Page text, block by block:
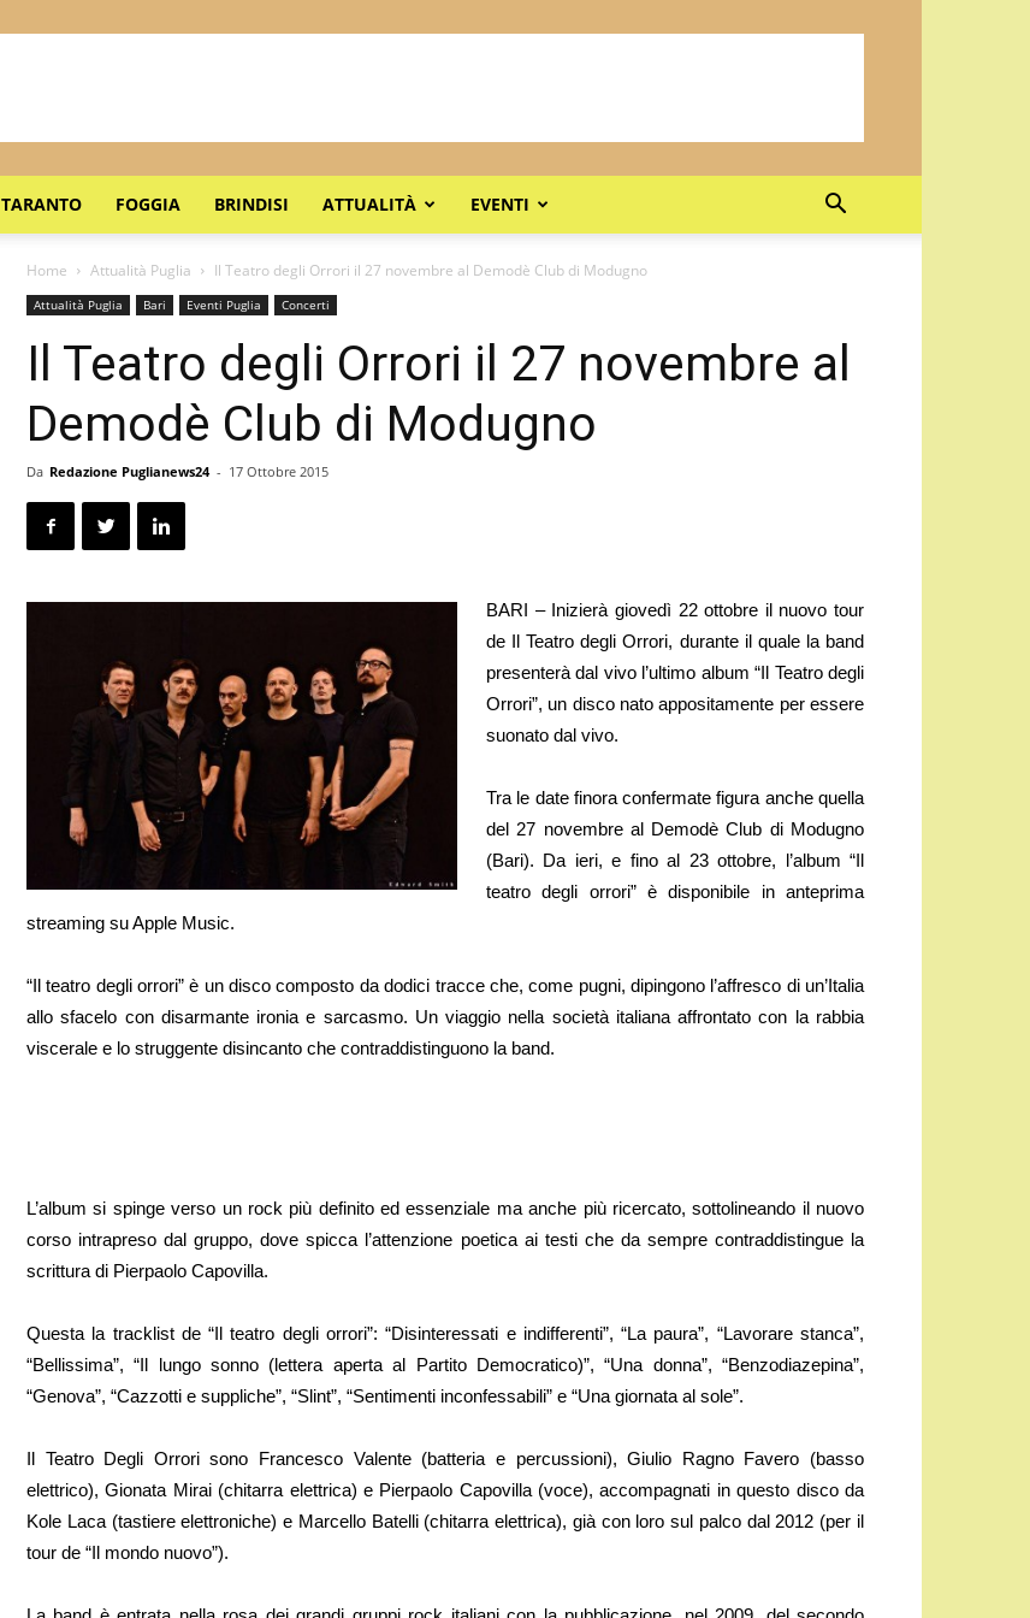
TARANTO FOGGIA BRINDISI ATTUALITÀ EVENTI
Home Attualità Puglia Il Teatro degli Orrori il 27 novembre al Demodè Club di Modugno
Attualità Puglia Bari Eventi Puglia Concerti
Il Teatro degli Orrori il 27 novembre al
Demodè Club di Modugno
Da Redazione Puglianews24 - 17 Ottobre 2015
BARI – Inizierà giovedì 22 ottobre il nuovo tour
de Il Teatro degli Orrori, durante il quale la band
presenterà dal vivo l’ultimo album “Il Teatro degli
Orrori”, un disco nato appositamente per essere
suonato dal vivo.
Tra le date finora confermate figura anche quella
del 27 novembre al Demodè Club di Modugno
(Bari). Da ieri, e fino al 23 ottobre, l’album “Il
teatro degli orrori” è disponibile in anteprima
streaming su Apple Music.
“Il teatro degli orrori” è un disco composto da dodici tracce che, come pugni, dipingono l’affresco di un’Italia
allo sfacelo con disarmante ironia e sarcasmo. Un viaggio nella società italiana affrontato con la rabbia
viscerale e lo struggente disincanto che contraddistinguono la band.
L’album si spinge verso un rock più definito ed essenziale ma anche più ricercato, sottolineando il nuovo
corso intrapreso dal gruppo, dove spicca l’attenzione poetica ai testi che da sempre contraddistingue la
scrittura di Pierpaolo Capovilla.
Questa la tracklist de “Il teatro degli orrori”: “Disinteressati e indifferenti”, “La paura”, “Lavorare stanca”,
“Bellissima”, “Il lungo sonno (lettera aperta al Partito Democratico)”, “Una donna”, “Benzodiazepina”,
“Genova”, “Cazzotti e suppliche”, “Slint”, “Sentimenti inconfessabili” e “Una giornata al sole”.
Il Teatro Degli Orrori sono Francesco Valente (batteria e percussioni), Giulio Ragno Favero (basso
elettrico), Gionata Mirai (chitarra elettrica) e Pierpaolo Capovilla (voce), accompagnati in questo disco da
Kole Laca (tastiere elettroniche) e Marcello Batelli (chitarra elettrica), già con loro sul palco dal 2012 (per il
tour de “Il mondo nuovo”).